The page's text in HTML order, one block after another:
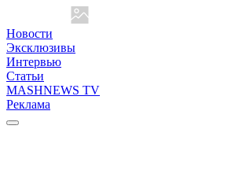
Новости
Эксклюзивы
Интервью
Статьи
MASHNEWS TV
Реклама